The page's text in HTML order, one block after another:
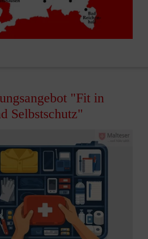
"Fit in
Selbstschutz"